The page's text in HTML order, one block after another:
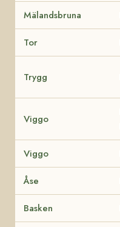
Mälandsbruna
Tor
Trygg
Viggo
Viggo
Åse
Basken